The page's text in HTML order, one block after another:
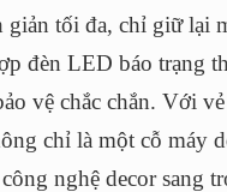
giản tối đa, chỉ giữ lại
đèn LED báo trạng
vệ chắc chắn. Với
chỉ là một cỗ máy
nghệ decor sang